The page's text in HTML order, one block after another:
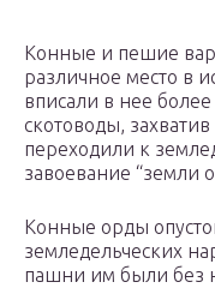
Конные и пешие
различное место в
вписали в нее
скотоводы,
переходили к
завоевание “земли
Конные орды
земледельческих
пашни им были без